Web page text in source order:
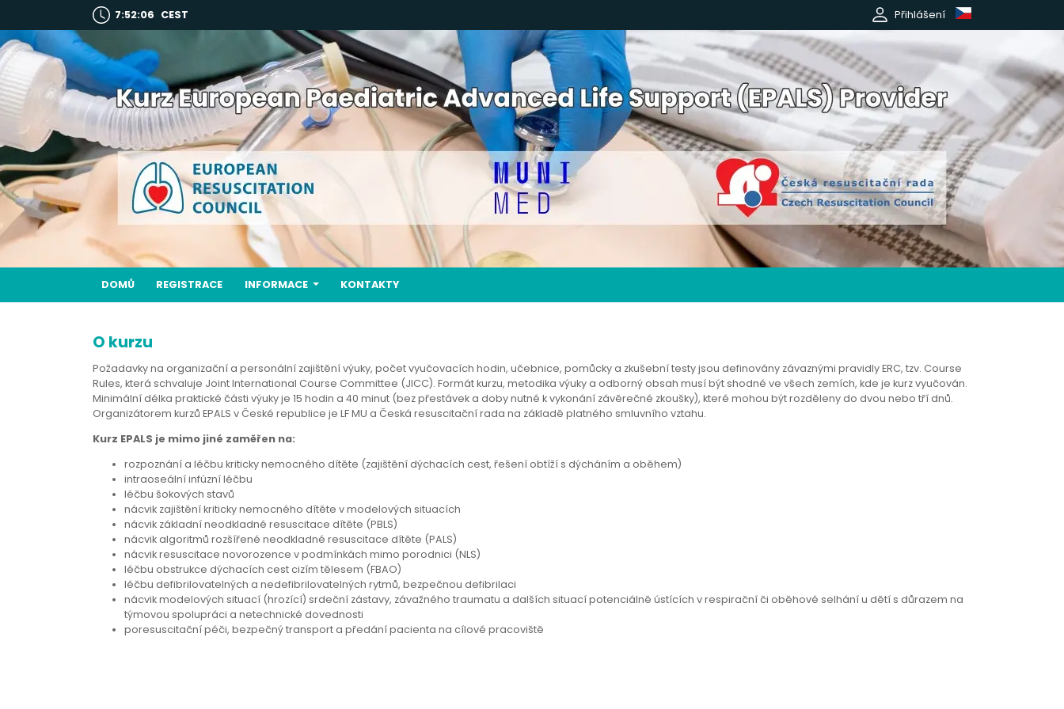
7:52:06 CEST Přihlášení
DOMŮ REGISTRACE INFORMACE KONTAKTY
O kurzu
Požadavky na organizační a personální zajištění výuky, počet vyučovacích hodin, učebnice, pomůcky a zkušební testy jsou definovány závaznými pravidly ERC, tzv. Course
Rules, která schvaluje Joint International Course Committee (JICC). Formát kurzu, metodika výuky a odborný obsah musí být shodné ve všech zemích, kde je kurz vyučován.
Minimální délka praktické části výuky je 15 hodin a 40 minut (bez přestávek a doby nutné k vykonání závěrečné zkoušky), které mohou být rozděleny do dvou nebo tří dnů.
Organizátorem kurzů EPALS v České republice je LF MU a Česká resuscitační rada na základě platného smluvního vztahu.
Kurz EPALS je mimo jiné zaměřen na:
rozpoznání a léčbu kriticky nemocného dítěte (zajištění dýchacích cest, řešení obtíží s dýcháním a oběhem)
intraoseální infúzní léčbu
léčbu šokových stavů
nácvik zajištění kriticky nemocného dítěte v modelových situacích
nácvik základní neodkladné resuscitace dítěte (PBLS)
nácvik algoritmů rozšířené neodkladné resuscitace dítěte (PALS)
nácvik resuscitace novorozence v podmínkách mimo porodnici (NLS)
léčbu obstrukce dýchacích cest cizím tělesem (FBAO)
léčbu defibrilovatelných a nedefibrilovatelných rytmů, bezpečnou defibrilaci
nácvik modelových situací (hrozící) srdeční zástavy, závažného traumatu a dalších situací potenciálně ústících v respirační či oběhové selhání u dětí s důrazem na
týmovou spolupráci a netechnické dovednosti
poresuscitační péči, bezpečný transport a předání pacienta na cílové pracoviště